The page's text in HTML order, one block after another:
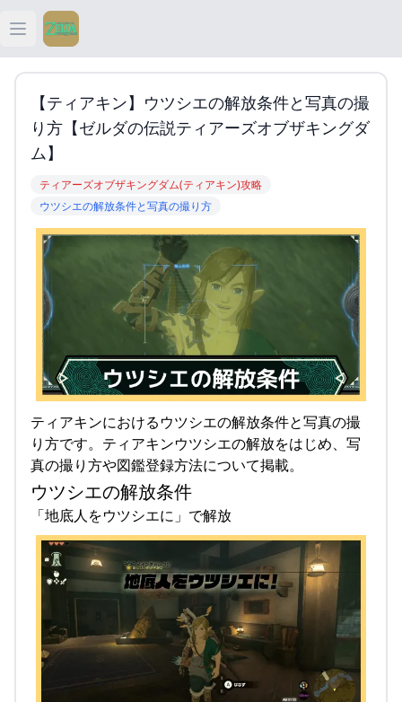
Open main menu
ティアキン
ティアキン 祠
ティアキン 攻略
【ティアキン】ウツシエの解放条件と写真の撮
り方【ゼルダの伝説ティアーズオブザキングダ
ム】
ティアーズオブザキングダム(ティアキン)攻略
ウツシエの解放条件と写真の撮り方
ティアキンにおけるウツシエの解放条件と写真の撮
り方です。ティアキンウツシエの解放をはじめ、写
真の撮り方や図鑑登録方法について掲載。
ウツシエの解放条件
「地底人をウツシエに」で解放